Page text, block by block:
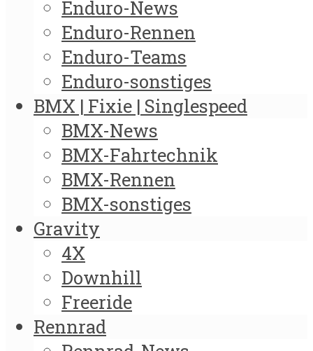
Enduro-News
Enduro-Rennen
Enduro-Teams
Enduro-sonstiges
BMX | Fixie | Singlespeed
BMX-News
BMX-Fahrtechnik
BMX-Rennen
BMX-sonstiges
Gravity
4X
Downhill
Freeride
Rennrad